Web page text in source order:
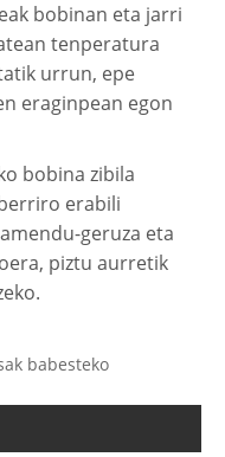
bobinan eta jarri
tenperatura
urrun, epe
eraginpean egon
bobina zibila
erabili
geruza eta
piztu aurretik
babesteko